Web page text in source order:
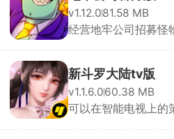
v1.12.081.58 MB
经营地牢公司招募怪
新斗罗大陆tv版
v1.1.6.060.38 MB
可以在智能电视上的